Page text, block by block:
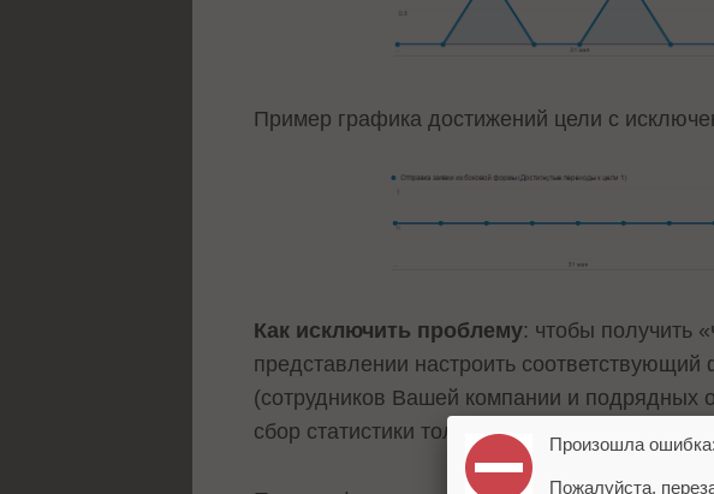
Пример графика достижений цели с
Как исключить проблему: чтобы получить
представлении настроить
(сотрудников Вашей компании и подрядных
сбор статистики только по Вашему сайту
Произошла ошибка:
Пожалуйста,